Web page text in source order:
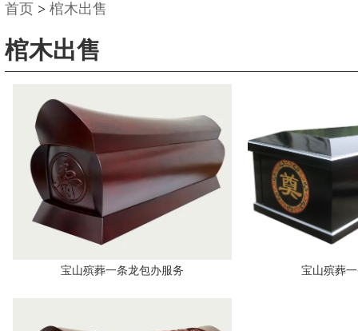
首页 > 棺木出售
棺木出售
宝山殡葬一条龙包办服务 宝山殡葬